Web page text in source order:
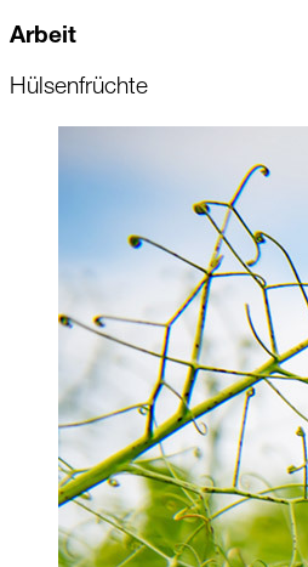
Arbeit
Hülsenfrüchte